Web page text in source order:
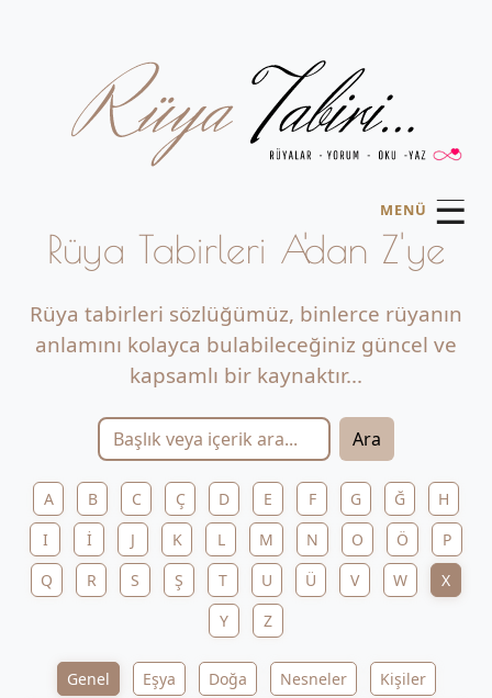
MENÜ ☰
Rüya Tabirleri A'dan Z'ye
Rüya tabirleri sözlüğümüz, binlerce rüyanın
anlamını kolayca bulabileceğiniz güncel ve
kapsamlı bir kaynaktır...
Ara
A B C Ç D E F G Ğ
H
I
İ J K L M N O Ö
P
Q
R S Ş T U Ü V W
X
Y
Z
Genel Eşya Doğa Nesneler
Kişiler